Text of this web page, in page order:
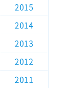
2015
2014
2013
2012
2011